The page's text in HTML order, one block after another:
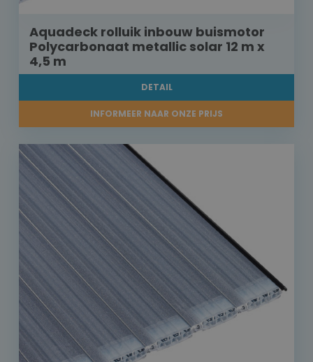
Aquadeck rolluik inbouw buismotor
Polycarbonaat metallic solar 12 m x
4,5 m
DETAIL
INFORMEER NAAR ONZE PRIJS